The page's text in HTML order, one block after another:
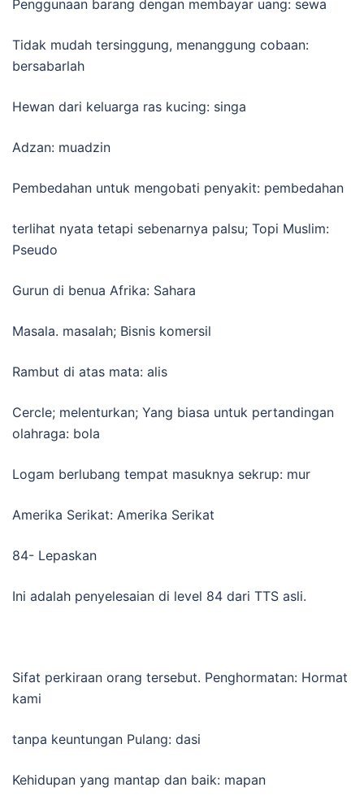
Penggunaan barang dengan membayar uang: sewa
Tidak mudah tersinggung, menanggung cobaan:
bersabarlah
Hewan dari keluarga ras kucing: singa
Adzan: muadzin
Pembedahan untuk mengobati penyakit: pembedahan
terlihat nyata tetapi sebenarnya palsu; Topi Muslim:
Pseudo
Gurun di benua Afrika: Sahara
Masala. masalah; Bisnis komersil
Rambut di atas mata: alis
Cercle; melenturkan; Yang biasa untuk pertandingan
olahraga: bola
Logam berlubang tempat masuknya sekrup: mur
Amerika Serikat: Amerika Serikat
84- Lepaskan
Ini adalah penyelesaian di level 84 dari TTS asli.
Sifat perkiraan orang tersebut. Penghormatan: Hormat
kami
tanpa keuntungan Pulang: dasi
Kehidupan yang mantap dan baik: mapan